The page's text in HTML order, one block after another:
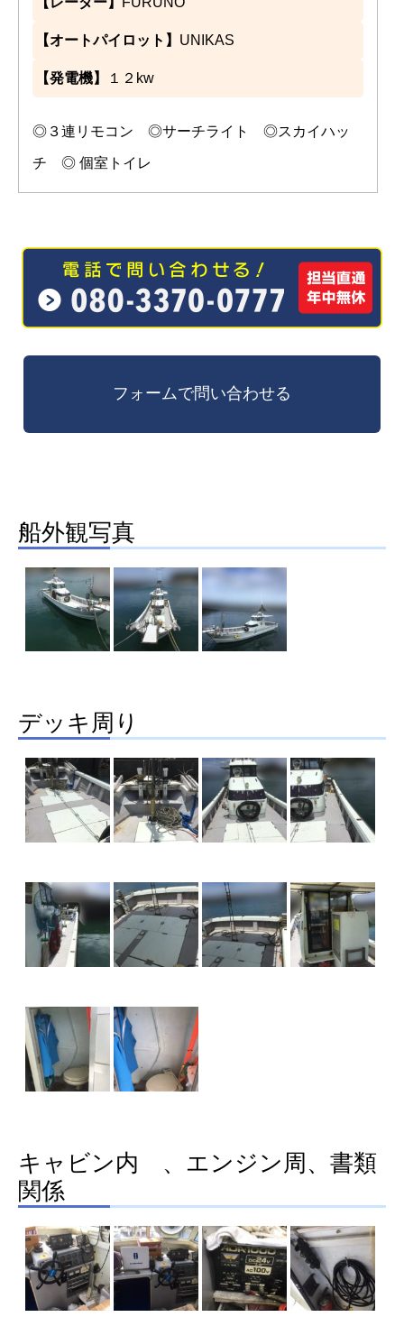
【オートパイロット】 UNIKAS
【発電機】 １２kw
◎３連リモコン ◎サーチライト ◎スカイハッ
チ ◎ 個室トイレ
船外観写真
デッキ周り
キャビン内 、エンジン周、書類
関係